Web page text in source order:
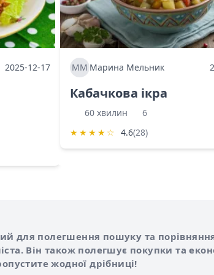
2025-12-17 ММ Марина Мельник
Кабачкова ікра
60 хвилин
6
★ ★ ★ ★ ☆ 4.6(28)
для полегшення пошуку та
Він також полегшує покупки та
жодної дрібниці!